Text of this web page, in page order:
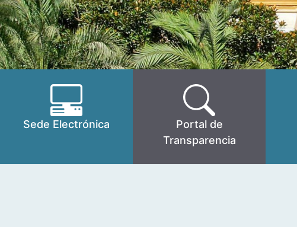
Sede Electrónica
Portal de
Transparencia